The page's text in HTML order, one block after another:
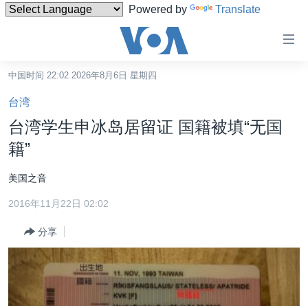
Powered by Translate
碍
链
接
转
内
容
到
导
中国
最新国际新闻
印太
分类新闻
经济·金融·贸易
人权·法律·宗教
美中关系
热点专题
中国时间 22:02 2026年8月6日 星期四
台湾
台湾学生申冰岛居留证 国籍被填“无国
籍”
美国之音
2016年11月22日 02:02
分享